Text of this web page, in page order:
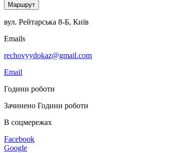
Маршрут
вул. Рейтарська 8-Б, Київ
Emails
rechovyydokaz@gmail.com
Email
Години роботи
Зачинено Години роботи
В соцмережах
Facebook
Google